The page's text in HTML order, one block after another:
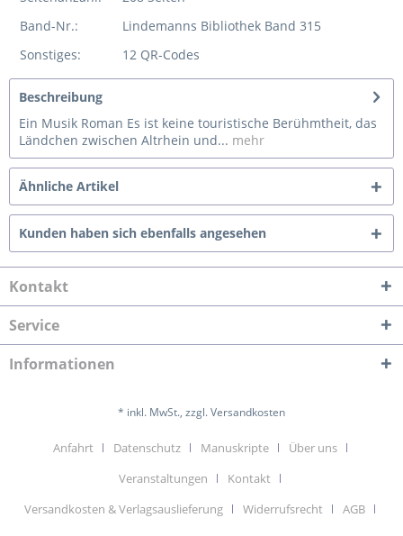
Band-Nr.:
Lindemanns Bibliothek Band 315
Sonstiges:
12 QR-Codes
Beschreibung
Ein Musik Roman Es ist keine touristische Berühmtheit, das
Ländchen zwischen Altrhein und... mehr
Ähnliche Artikel
Kunden haben sich ebenfalls angesehen
Kontakt
Service
Informationen
* inkl. MwSt., zzgl. Versandkosten
Anfahrt Datenschutz Manuskripte
Über uns
Veranstaltungen
Kontakt
Versandkosten & Verlagsauslieferung
Widerrufsrecht
AGB